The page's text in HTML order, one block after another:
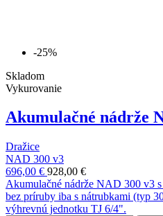
-25%
Skladom
Vykurovanie
Akumulačné nádrže
Dražice
NAD 300 v3
696,00 € 928,00 €
Akumulačné nádrže NAD 300 v3
bez príruby iba s nátrubkami (typ
výhrevnú jednotku TJ 6/4".